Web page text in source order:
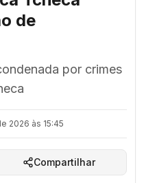
de
por crimes
2026 às 15:45
Compartilhar